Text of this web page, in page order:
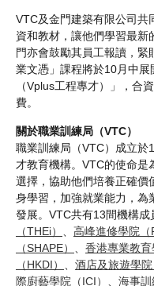
VTC及金門建築有限公司共
資和教材，讓他們學習最新
門亦會鼓勵其員工報讀，
業文憑」課程將於10月中
（Vplus工程專才）」，合
費。
關於職業訓練局（VTC）
職業訓練局（VTC）成立於
才教育機構。VTC的使命是
選擇，協助他們培養正確價
身學習，加強就業能力，為
發展。VTC共有13間機構成
（THEi）
高峰進修學院（
（SHAPE）
香港專業教育
（HKDI）
酒店及旅遊學院
際廚藝學院（ICI）
海事訓